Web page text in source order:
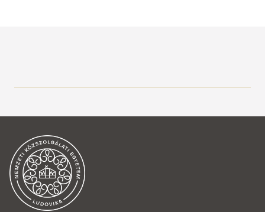
Szervezeti felépítés
Szakosztályok
Force Necessary Önvédelem és Közelharc alszakosztály
(Küzdősport szakosztály)
GEKKO Hegy- és sportmászó szakosztály